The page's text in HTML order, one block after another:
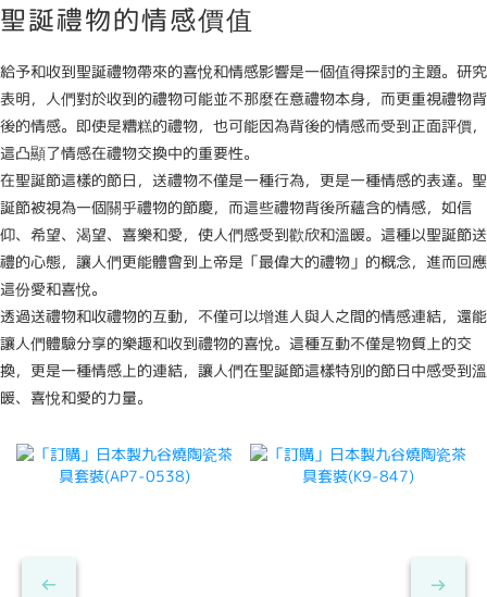
聖誕禮物的情感價值
給予和收到聖誕禮物帶來的喜悅和情感影響是一個值得探討的主題。研究
表明，人們對於收到的禮物可能並不那麼在意禮物本身，而更重視禮物背
後的情感。即使是糟糕的禮物，也可能因為背後的情感而受到正面評價，
這凸顯了情感在禮物交換中的重要性。
在聖誕節這樣的節日，送禮物不僅是一種行為，更是一種情感的表達。聖
誕節被視為一個關乎禮物的節慶，而這些禮物背後所蘊含的情感，如信
仰、希望、渴望、喜樂和愛，使人們感受到歡欣和溫暖。這種以聖誕節送
禮的心態，讓人們更能體會到上帝是「最偉大的禮物」的概念，進而回應
這份愛和喜悅。
透過送禮物和收禮物的互動，不僅可以增進人與人之間的情感連結，還能
讓人們體驗分享的樂趣和收到禮物的喜悅。這種互動不僅是物質上的交
換，更是一種情感上的連結，讓人們在聖誕節這樣特別的節日中感受到溫
暖、喜悅和愛的力量。